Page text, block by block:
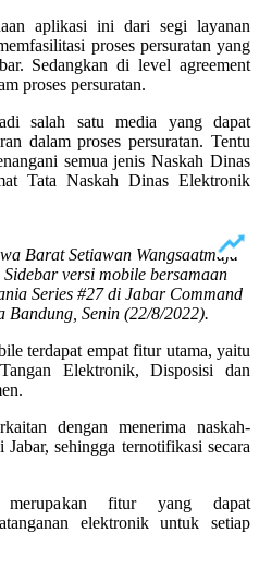
aplikasi ini dari segi layanan
proses persuratan yang
Sedangkan di level agreement
proses persuratan.
salah satu media yang dapat
dalam proses persuratan. Tentu
semua jenis Naskah Dinas
Tata Naskah Dinas Elektronik
Barat Setiawan Wangsaatmaja
versi mobile bersamaan
Series #27 di Jabar Command
Bandung, Senin (22/8/2022).
terdapat empat fitur utama, yaitu
Elektronik, Disposisi dan
dengan menerima naskah-
sehingga ternotifikasi secara
fitur yang dapat
elektronik untuk setiap